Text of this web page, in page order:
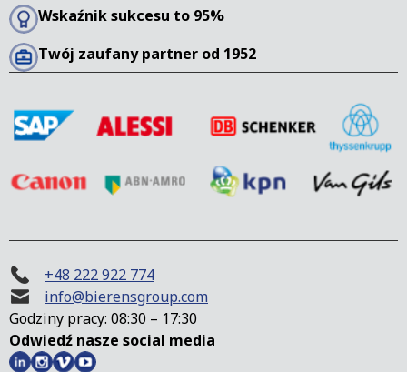
Wskaźnik sukcesu to 95%
Twój zaufany partner od 1952
+48 222 922 774
info@bierensgroup.com
Godziny pracy: 08:30 – 17:30
Odwiedź nasze social media